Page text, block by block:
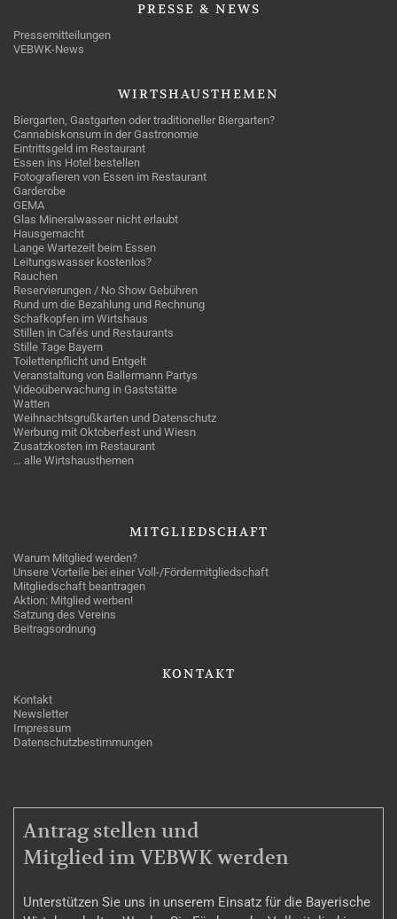
PRESSE & NEWS
Pressemitteilungen
VEBWK-News
WIRTSHAUSTHEMEN
Biergarten, Gastgarten oder traditioneller Biergarten?
Cannabiskonsum in der Gastronomie
Eintrittsgeld im Restaurant
Essen ins Hotel bestellen
Fotografieren von Essen im Restaurant
Garderobe
GEMA
Glas Mineralwasser nicht erlaubt
Hausgemacht
Lange Wartezeit beim Essen
Leitungswasser kostenlos?
Rauchen
Reservierungen / No Show Gebühren
Rund um die Bezahlung und Rechnung
Schafkopfen im Wirtshaus
Stillen in Cafés und Restaurants
Stille Tage Bayern
Toilettenpflicht und Entgelt
Veranstaltung von Ballermann Partys
Videoüberwachung in Gaststätte
Watten
Weihnachtsgrußkarten und Datenschutz
Werbung mit Oktoberfest und Wiesn
Zusatzkosten im Restaurant
… alle Wirtshausthemen
MITGLIEDSCHAFT
Warum Mitglied werden?
Unsere Vorteile bei einer Voll-/Fördermitgliedschaft
Mitgliedschaft beantragen
Aktion: Mitglied werben!
Satzung des Vereins
Beitragsordnung
KONTAKT
Kontakt
Newsletter
Impressum
Datenschutzbestimmungen
MITGLIEDSCHAFT
Antrag stellen und
Mitglied im VEBWK werden
Unterstützen Sie uns in unserem Einsatz für die Bayerische